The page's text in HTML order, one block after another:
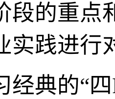
段的重点
实践进行
经典的“